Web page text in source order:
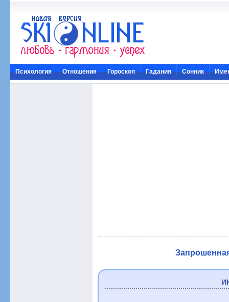
Психология Отношения Гороскоп Гадания Сонник